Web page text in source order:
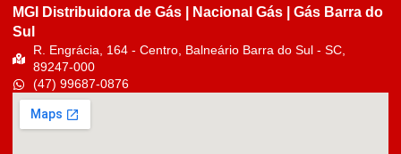
MGI Distribuidora de Gás | Nacional Gás | Gás Barra do
Sul
R. Engrácia, 164 - Centro, Balneário Barra do Sul - SC,
89247-000
(47) 99687-0876